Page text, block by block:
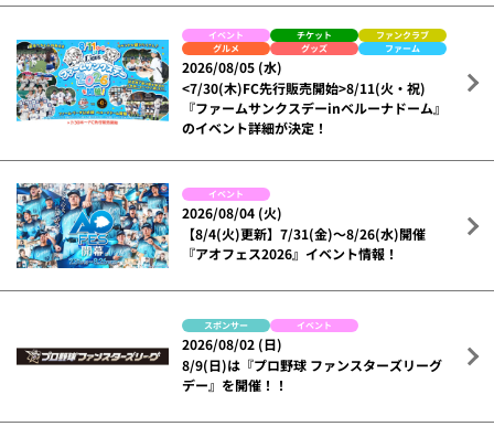
イベント チケット
ファンクラブ
グルメ
グッズ ファーム
2026/08/05 (水)
<7/30(木)FC先行販売開始>8/11(火・祝)
『ファームサンクスデーinベルーナドーム』
のイベント詳細が決定！
イベント
2026/08/04 (火)
【8/4(火)更新】7/31(金)～8/26(水)開催
『アオフェス2026』イベント情報！
スポンサー イベント
2026/08/02 (日)
8/9(日)は『プロ野球 ファンスターズリーグ
デー』を開催！！